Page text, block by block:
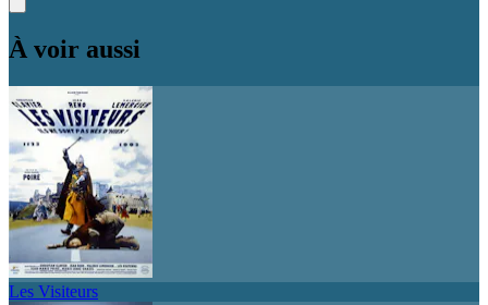
À voir aussi
Les Visiteurs